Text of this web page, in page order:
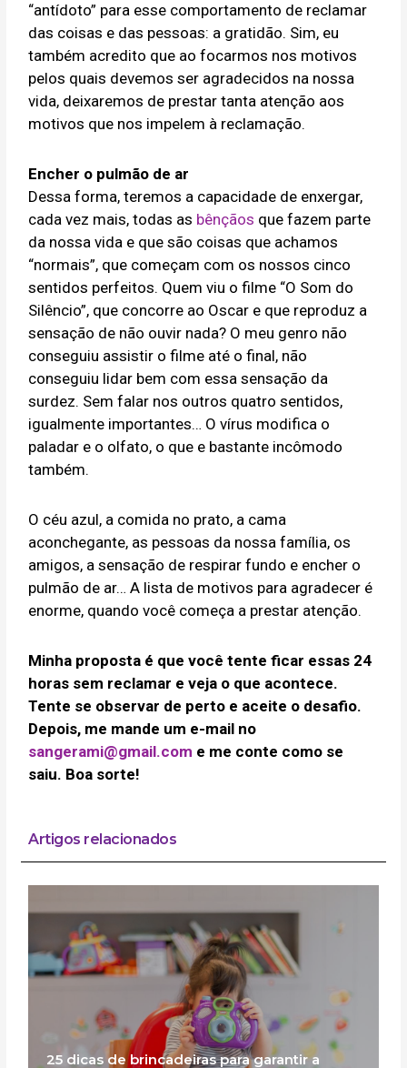
“antídoto” para esse comportamento de reclamar
das coisas e das pessoas: a gratidão. Sim, eu
também acredito que ao focarmos nos motivos
pelos quais devemos ser agradecidos na nossa
vida, deixaremos de prestar tanta atenção aos
motivos que nos impelem à reclamação.
Encher o pulmão de ar
Dessa forma, teremos a capacidade de enxergar,
cada vez mais, todas as bênçãos que fazem parte
da nossa vida e que são coisas que achamos
“normais”, que começam com os nossos cinco
sentidos perfeitos. Quem viu o filme “O Som do
Silêncio”, que concorre ao Oscar e que reproduz a
sensação de não ouvir nada? O meu genro não
conseguiu assistir o filme até o final, não
conseguiu lidar bem com essa sensação da
surdez. Sem falar nos outros quatro sentidos,
igualmente importantes… O vírus modifica o
paladar e o olfato, o que e bastante incômodo
também.
O céu azul, a comida no prato, a cama
aconchegante, as pessoas da nossa família, os
amigos, a sensação de respirar fundo e encher o
pulmão de ar… A lista de motivos para agradecer é
enorme, quando você começa a prestar atenção.
Minha proposta é que você tente ficar essas 24
horas sem reclamar e veja o que acontece.
Tente se observar de perto e aceite o desafio.
Depois, me mande um e-mail no
sangerami@gmail.com e me conte como se
saiu. Boa sorte!
Artigos relacionados
25 dicas de brincadeiras para garantir a